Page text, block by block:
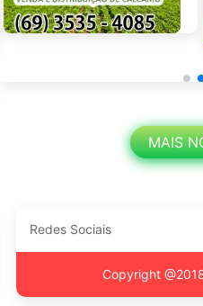
MAIS
Redes Sociais
Copyright